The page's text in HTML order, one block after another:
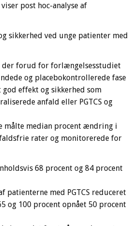
post hoc-analyse af
sikkerhed ved unge patienter med
der forud for forlængelsesstudiet
og placebokontrollerede fase
effekt og sikkerhed som
anfald eller PGTCS og
målte median procent ændring i
rater og monitorerede for
68 procent og 84 procent
patienterne med PGTCS reduceret
og 100 procent opnået 50 procent